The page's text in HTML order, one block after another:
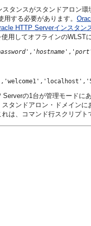
タンスがスタンドアロン
する必要があります。
HTTP Serverインスタン
使用してオフラインのWLST
','hostname ','port
Serverの1台が管理モード
タンドアロン・ドメイン
は、コマンド行スクリプト